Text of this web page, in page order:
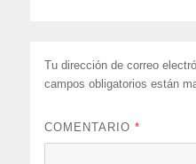
Tu dirección de correo
campos obligatorios están
COMENTARIO*